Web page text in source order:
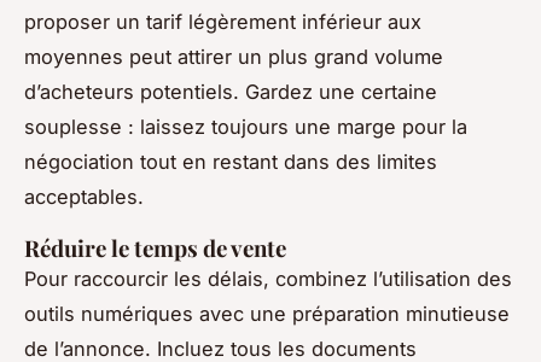
proposer un tarif légèrement inférieur aux
moyennes peut attirer un plus grand volume
d’acheteurs potentiels. Gardez une certaine
souplesse : laissez toujours une marge pour la
négociation tout en restant dans des limites
acceptables.
Réduire le temps de vente
Pour raccourcir les délais, combinez l’utilisation des
outils numériques avec une préparation minutieuse
de l’annonce. Incluez tous les documents